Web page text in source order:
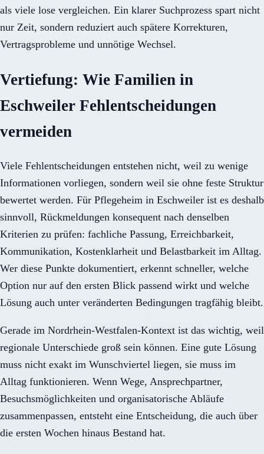
als viele lose vergleichen. Ein klarer Suchprozess spart nicht
nur Zeit, sondern reduziert auch spätere Korrekturen,
Vertragsprobleme und unnötige Wechsel.
Vertiefung: Wie Familien in
Eschweiler Fehlentscheidungen
vermeiden
Viele Fehlentscheidungen entstehen nicht, weil zu wenige
Informationen vorliegen, sondern weil sie ohne feste Struktur
bewertet werden. Für Pflegeheim in Eschweiler ist es deshalb
sinnvoll, Rückmeldungen konsequent nach denselben
Kriterien zu prüfen: fachliche Passung, Erreichbarkeit,
Kommunikation, Kostenklarheit und Belastbarkeit im Alltag.
Wer diese Punkte dokumentiert, erkennt schneller, welche
Option nur auf den ersten Blick passend wirkt und welche
Lösung auch unter veränderten Bedingungen tragfähig bleibt.
Gerade im Nordrhein-Westfalen-Kontext ist das wichtig, weil
regionale Unterschiede groß sein können. Eine gute Lösung
muss nicht exakt im Wunschviertel liegen, sie muss im
Alltag funktionieren. Wenn Wege, Ansprechpartner,
Besuchsmöglichkeiten und organisatorische Abläufe
zusammenpassen, entsteht eine Entscheidung, die auch über
die ersten Wochen hinaus Bestand hat.